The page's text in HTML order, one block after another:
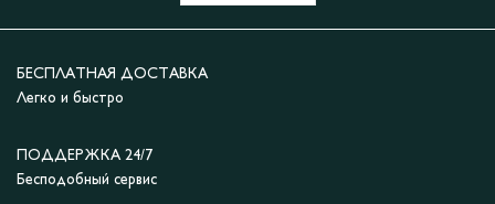
БЕСПЛАТНАЯ ДОСТАВКА
Легко и быстро
ПОДДЕРЖКА 24/7
Бесподобный сервис